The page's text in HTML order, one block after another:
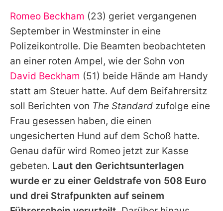
Alle Themen auf Promiflash
Jobs
App runterladen
Team
Redaktionelle Richtlinien
Impressum
Datenschutzerklärung
Utiq verwalten
Romeo Beckham (23) geriet vergangenen
September in Westminster in eine
Polizeikontrolle. Die Beamten beobachteten
an einer roten Ampel, wie der Sohn von
David Beckham (51) beide Hände am Handy
statt am Steuer hatte. Auf dem Beifahrersitz
soll Berichten von The Standard zufolge eine
Frau gesessen haben, die einen
ungesicherten Hund auf dem Schoß hatte.
Genau dafür wird Romeo jetzt zur Kasse
gebeten. Laut den Gerichtsunterlagen
wurde er zu einer Geldstrafe von 508 Euro
und drei Strafpunkten auf seinem